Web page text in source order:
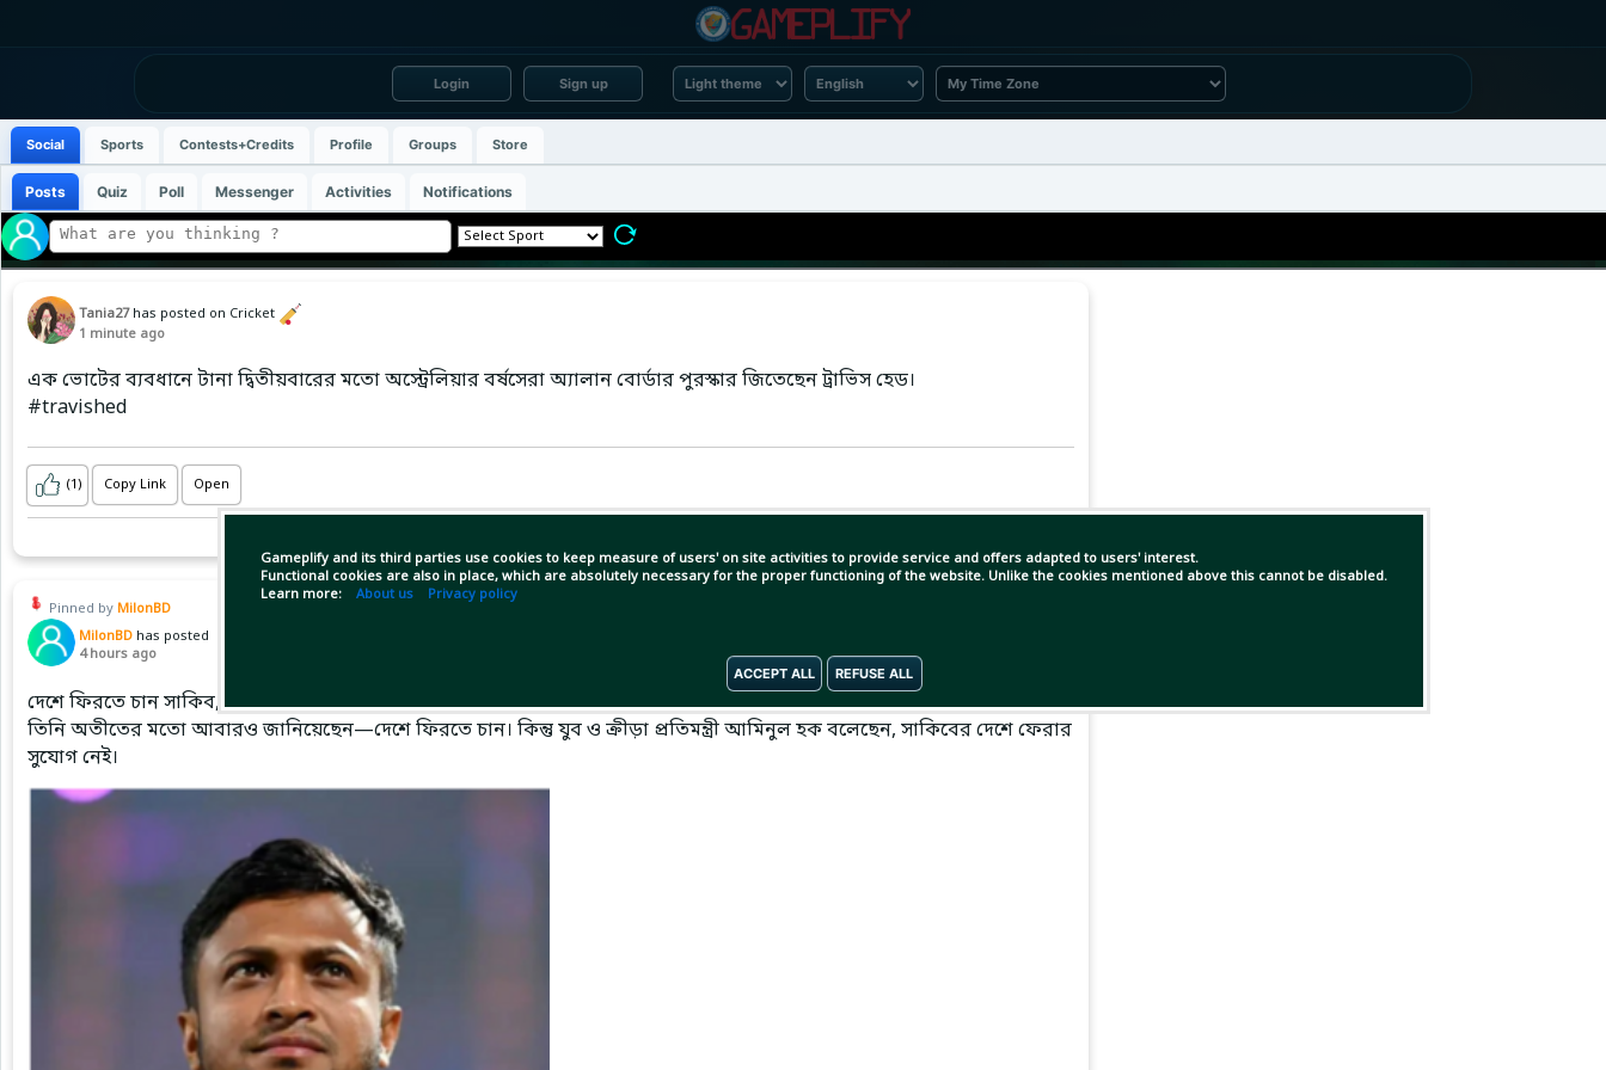
Login Sign up
Gameplify and its third parties use cookies to keep measure of users' on site activities to provide service and offers adapted to users' interest.
Functional cookies are also in place, which are absolutely necessary for the proper functioning of the website. Unlike the cookies mentioned above this cannot be disabled.
Learn more: About us Privacy policy
ACCEPT ALL REFUSE ALL
Social Sports Contests+Credits Profile Groups Store
Posts Quiz Poll Messenger Activities Notifications
Tania27 has posted on Cricket
1 minute ago
এক ভোটের ব্যবধানে টানা দ্বিতীয়বারের মতো অস্ট্রেলিয়ার বর্ষসেরা অ্যালান বোর্ডার পুরস্কার জিতেছেন ট্রাভিস হেড।
#travished
(1) Copy Link Open
Pinned by MilonBD
MilonBD has posted
4 hours ago
দেশে ফিরতে চান সাকিব, ক্রীড়া প্রতিমন্ত্রী বলছেন—সুযোগ নেই। সাকিব আল হাসান দেশে ফিরতে পারছেন না দুই বছরের বেশি সময় ধরে।
তিনি অতীতের মতো আবারও জানিয়েছেন—দেশে ফিরতে চান। কিন্তু যুব ও ক্রীড়া প্রতিমন্ত্রী আমিনুল হক বলেছেন, সাকিবের দেশে ফেরার
সুযোগ নেই।